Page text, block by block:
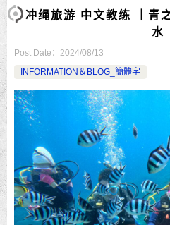
冲绳旅游 中文教练 ｜青
水
Post Date： 2024/08/13
INFORMATION＆BLOG_簡體字